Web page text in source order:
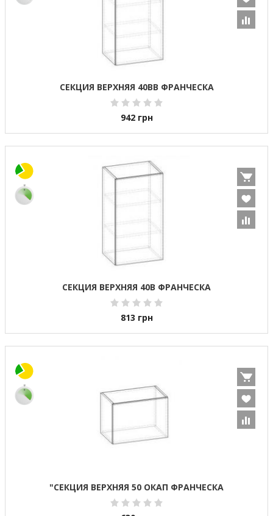
СЕКЦИЯ ВЕРХНЯЯ 40ВВ ФРАНЧЕСКА
942 грн
СЕКЦИЯ ВЕРХНЯЯ 40В ФРАНЧЕСКА
813 грн
"СЕКЦИЯ ВЕРХНЯЯ 50 ОКАП ФРАНЧЕСКА